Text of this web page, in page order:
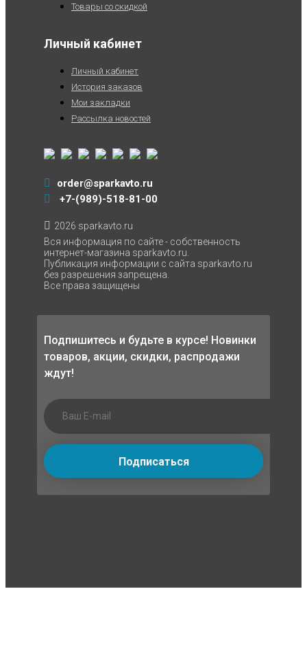
Товары со скидкой
Личный кабинет
Личный кабинет
История заказов
Мои закладки
Рассылка новостей
order@sparkavto.ru
+7-(989)-518-81-00
2026 sparkavto.ru
Вся информация по сайте - собственность
интернет-магазина sparkavto.ru.
Публикация информации с сайта sparkavto.ru
без разрешения запрещена.
Все права защищены
Подпишитесь и будьте в курсе! Новинки
товаров, акции, скидки, распродажи
ждут!
Подписаться